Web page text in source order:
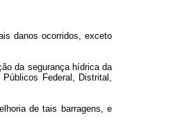
danos ocorridos, exceto
da segurança hídrica da
Federal, Distrital,
de tais barragens, e